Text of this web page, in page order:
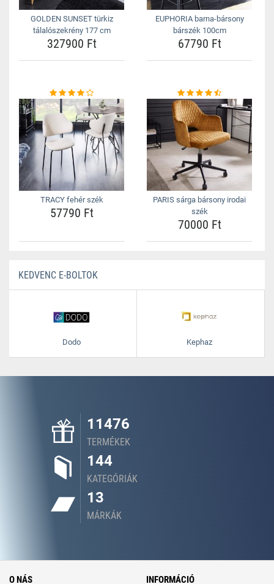
GOLDEN SUNSET türkiz
tálalószekrény 177 cm
327900 Ft
EUPHORIA barna-bársony
bárszék 100cm
67790 Ft
TRACY fehér szék
57790 Ft
PARIS sárga bársony irodai
szék
70000 Ft
KEDVENC E-BOLTOK
Dodo Kephaz
11476
TERMÉKEK
144
KATEGÓRIÁK
13
MÁRKÁK
O NÁS INFORMÁCIÓ